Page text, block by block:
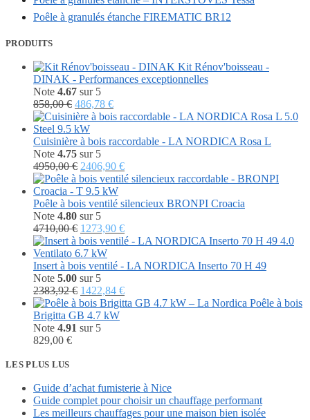
Poêle à granulés étanche FIREMATIC BR12
PRODUITS
Kit Rénov'boisseau -
DINAK - Performances exceptionnelles
Note 4.67 sur 5
858,00€ Le
prix
initial
était :
858,00 €.
486,78 €Le
prix
est :
Cuisinière à bois raccordable - LA NORDICA Rosa L
Note 4.75 sur 5
4950,00€ Le
prix
initial
était :
4950,00 €.
2406,90 €Le
prix
est :
Poêle à bois ventilé silencieux BRONPI Croacia
Note 4.80 sur 5
4710,00€ Le
prix
initial
était :
4710,00 €.
1273,90 €Le
prix
est :
Insert à bois ventilé - LA NORDICA Inserto 70 H 49
Note 5.00 sur 5
2383,92€ Le
prix
initial
était :
1422,84 €Le
prix
Poêle à bois
Brigitta GB 4.7 kW
Note 4.91 sur 5
829,00 €
LES PLUS LUS
Guide d’achat fumisterie à Nice
Guide complet pour choisir un chauffage performant
Les meilleurs chauffages pour une maison bien isolée